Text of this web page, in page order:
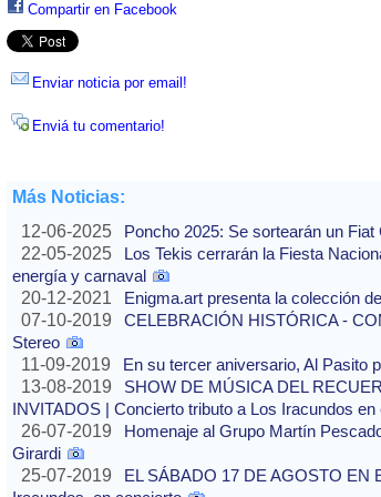
Compartir en Facebook
Enviar noticia por email!
Enviá tu comentario!
Más Noticias:
12-06-2025
Poncho 2025: Se sortearán un
22-05-2025
Los Tekis cerrarán la Fiesta
energía y carnaval
20-12-2021
Enigma.art presenta la colección
07-10-2019
CELEBRACIÓN HISTÓRICA -
Stereo
11-09-2019
En su tercer aniversario, Al Pasito
13-08-2019
SHOW DE MÚSICA DEL
INVITADOS | Concierto tributo a Los Iracundos
26-07-2019
Homenaje al Grupo Martín
Girardi
25-07-2019
EL SÁBADO 17 DE AGOSTO EN